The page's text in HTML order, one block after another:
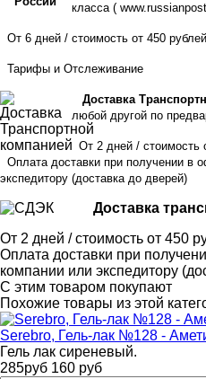
класса (
От 6 дней / стоимость от 450
Тарифы и Отслеживание
Доставка
любой другой по
От 2 дней / стоимость
Оплата доставки при получении в
экспедитору (доставка до дверей)
Доставка
От 2 дней / стоимость от 450
Оплата доставки при
компании или экспедитору
С этим товаром покупают
Похожие товары из этой
Serebro, Гель-лак №128 -
Гель лак сиреневый.
285руб 160 руб